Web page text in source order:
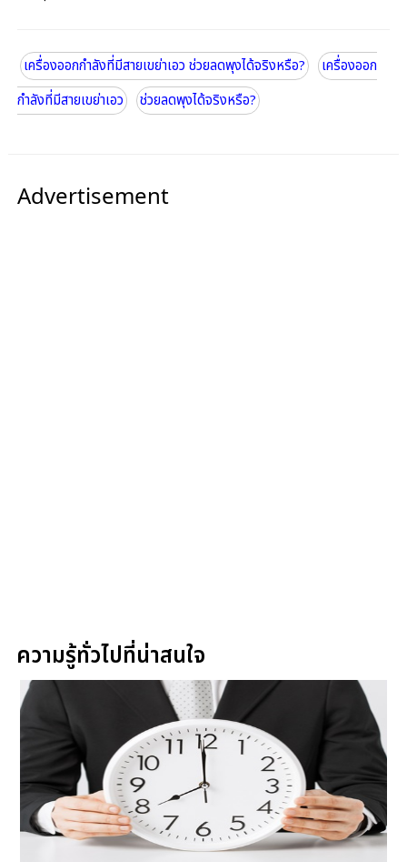
เครื่องออกกำลังที่มีสายเขย่าเอว ช่วยลดพุงได้จริงหรือ?
เครื่องออก
กำลังที่มีสายเขย่าเอว
ช่วยลดพุงได้จริงหรือ?
Advertisement
ความรู้ทั่วไปที่น่าสนใจ